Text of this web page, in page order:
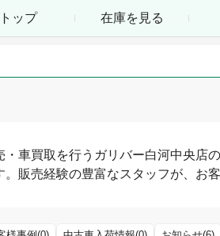
トップ 在庫を見る
・車買取を行う ガリバー白河中央店
販売経験の豊富なスタッフが、お